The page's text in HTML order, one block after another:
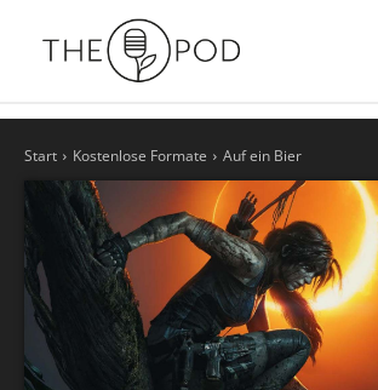
Start Kostenlose Formate Auf ein Bier